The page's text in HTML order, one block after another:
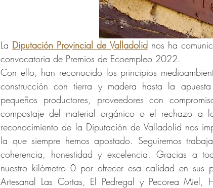
La Diputación Provincial de Valladolid nos ha
convocatoria de Premios de Ecoempleo 2022.
Con ello, han reconocido los principios
construcción con tierra y madera hasta la
pequeños productores, proveedores con
compostaje del material orgánico o el rechazo a
reconocimiento de la Diputación de Valladolid nos
la que siempre hemos apostado. Seguiremos
coherencia, honestidad y excelencia. Gracias a
nuestro kilómetro 0 por ofrecer esa calidad en sus
Artesanal Las Cortas, El Pedregal y Pecorea Miel,